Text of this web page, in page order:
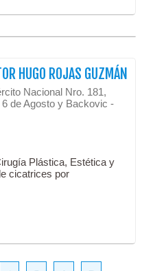
HUGO ROJAS GUZMÁN
Nacional Nro. 181,
6 de Agosto y Backovic -
Plástica, Estética y
cicatrices por